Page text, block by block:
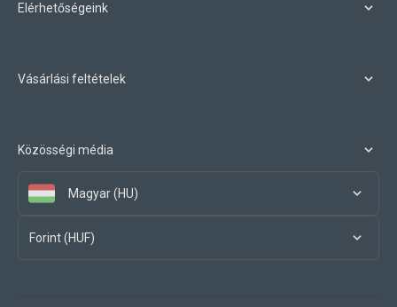
Elérhetőségeink
Vásárlási feltételek
Közösségi média
Magyar (HU)
Forint (HUF)